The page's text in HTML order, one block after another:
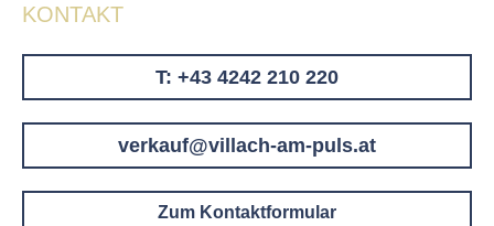
KONTAKT
T: +43 4242 210 220
verkauf@villach-am-puls.at
Zum Kontaktformular